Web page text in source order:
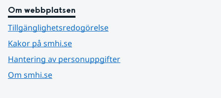
Om webbplatsen
Tillgänglighetsredogörelse
Kakor på smhi.se
Hantering av personuppgifter
Om smhi.se